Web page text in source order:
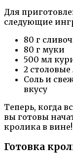
Для
следующие
80 г
80 г муки
500 мл
2
Соль и
вкусу
Теперь, когда
вы готовы
кролика в вине!
Готовка